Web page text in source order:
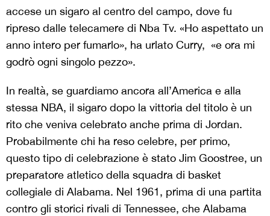
accese un sigaro al centro del campo, dove fu
ripreso dalle telecamere di Nba Tv. «Ho aspettato un
anno intero per fumarlo», ha urlato Curry, «e ora mi
godrò ogni singolo pezzo».
In realtà, se guardiamo ancora all’America e alla
stessa NBA, il sigaro dopo la vittoria del titolo è un
rito che veniva celebrato anche prima di Jordan.
Probabilmente chi ha reso celebre, per primo,
questo tipo di celebrazione è stato Jim Goostree, un
preparatore atletico della squadra di basket
collegiale di Alabama. Nel 1961, prima di una partita
contro gli storici rivali di Tennessee, che Alabama